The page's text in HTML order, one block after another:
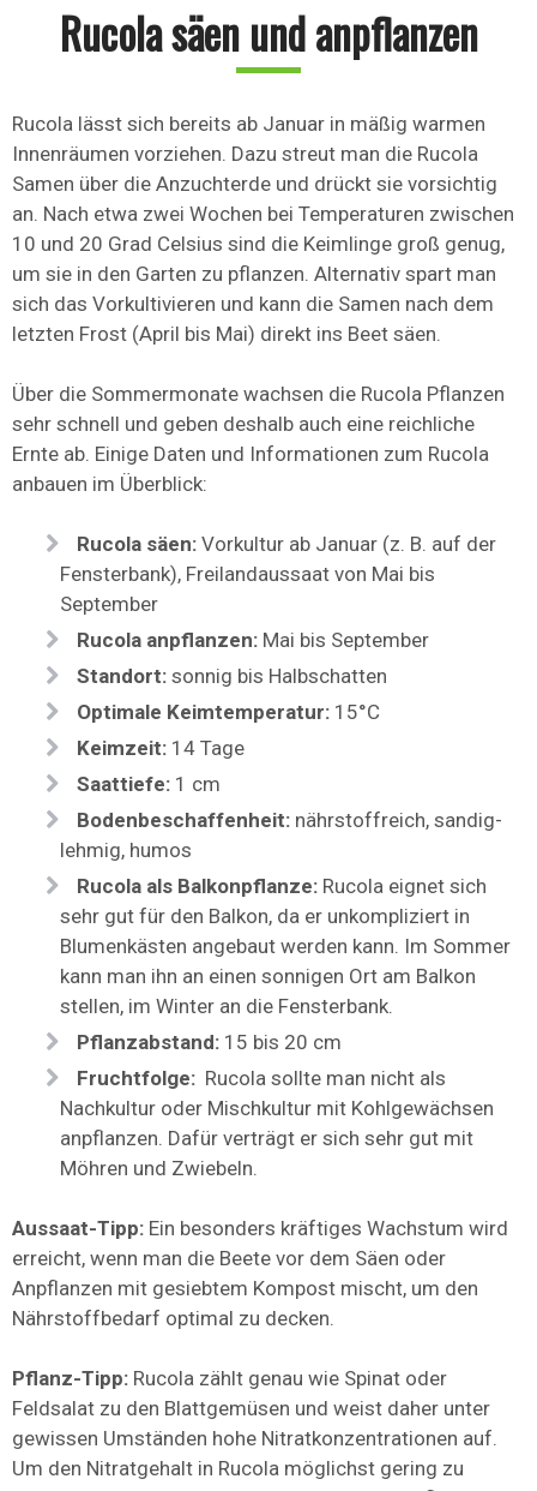
Rucola säen und anpflanzen
Rucola lässt sich bereits ab Januar in mäßig warmen
Innenräumen vorziehen. Dazu streut man die Rucola
Samen über die Anzuchterde und drückt sie vorsichtig
an. Nach etwa zwei Wochen bei Temperaturen zwischen
10 und 20 Grad Celsius sind die Keimlinge groß genug,
um sie in den Garten zu pflanzen. Alternativ spart man
sich das Vorkultivieren und kann die Samen nach dem
letzten Frost (April bis Mai) direkt ins Beet säen.
Über die Sommermonate wachsen die Rucola Pflanzen
sehr schnell und geben deshalb auch eine reichliche
Ernte ab. Einige Daten und Informationen zum Rucola
anbauen im Überblick:
Rucola säen: Vorkultur ab Januar (z. B. auf der
Fensterbank), Freilandaussaat von Mai bis
September
Rucola anpflanzen: Mai bis September
Standort: sonnig bis Halbschatten
Optimale Keimtemperatur: 15°C
Keimzeit: 14 Tage
Saattiefe: 1 cm
Bodenbeschaffenheit: nährstoffreich, sandig-
lehmig, humos
Rucola als Balkonpflanze: Rucola eignet sich
sehr gut für den Balkon, da er unkompliziert in
Blumenkästen angebaut werden kann. Im Sommer
kann man ihn an einen sonnigen Ort am Balkon
stellen, im Winter an die Fensterbank.
Pflanzabstand: 15 bis 20 cm
Fruchtfolge: Rucola sollte man nicht als
Nachkultur oder Mischkultur mit Kohlgewächsen
anpflanzen. Dafür verträgt er sich sehr gut mit
Möhren und Zwiebeln.
Aussaat-Tipp: Ein besonders kräftiges Wachstum wird
erreicht, wenn man die Beete vor dem Säen oder
Anpflanzen mit gesiebtem Kompost mischt, um den
Nährstoffbedarf optimal zu decken.
Pflanz-Tipp: Rucola zählt genau wie Spinat oder
Feldsalat zu den Blattgemüsen und weist daher unter
gewissen Umständen hohe Nitratkonzentrationen auf.
Um den Nitratgehalt in Rucola möglichst gering zu